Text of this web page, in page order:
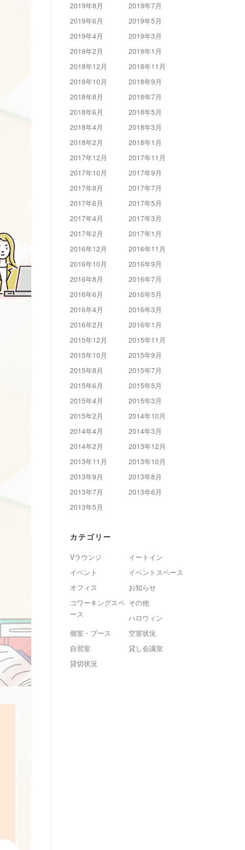
2019年8月
2019年7月
2019年6月
2019年5月
2019年4月
2019年3月
2019年2月
2019年1月
2018年12月
2018年11月
2018年10月
2018年9月
2018年8月
2018年7月
2018年6月
2018年5月
2018年4月
2018年3月
2018年2月
2018年1月
2017年12月
2017年11月
2017年10月
2017年9月
2017年8月
2017年7月
2017年6月
2017年5月
2017年4月
2017年3月
2017年2月
2017年1月
2016年12月
2016年11月
2016年10月
2016年9月
2016年8月
2016年7月
2016年6月
2016年5月
2016年4月
2016年3月
2016年2月
2016年1月
2015年12月
2015年11月
2015年10月
2015年9月
2015年8月
2015年7月
2015年6月
2015年5月
2015年4月
2015年3月
2015年2月
2014年10月
2014年4月
2014年3月
2014年2月
2013年12月
2013年11月
2013年10月
2013年9月
2013年8月
2013年7月
2013年6月
2013年5月
カテゴリー
Vラウンジ
イートイン
イベント
イベントスペース
オフィス
お知らせ
コワーキングスペ
ース
その他
ハロウィン
個室・ブース
空室状況
自習室
貸し会議室
貸切状況